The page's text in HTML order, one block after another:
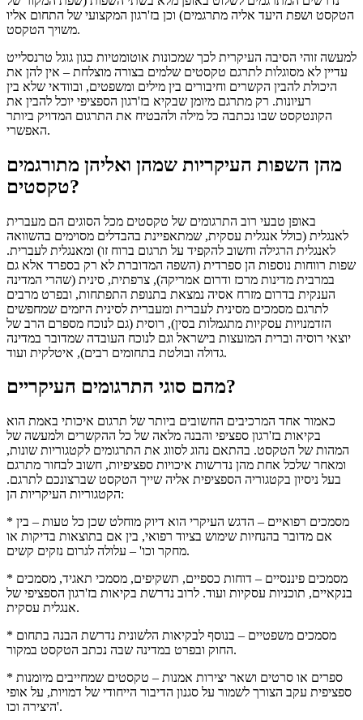
הטקסט ושפת היעד אליה מתרגמים) וכן בז'רגון המקצועי של התחום אליו
משויך הטקסט.
למעשה זוהי הסיבה העיקרית לכך שמכונות אוטומטיות כגון גוגל טרנסלייט
עדיין לא מסוגלות לתרגם טקסטים שלמים בצורה מוצלחת – אין להן את
היכולת להבין הקשרים וחיבורים בין מילים ומשפטים, ובוודאי שלא בין
רעיונות. רק מתרגם מיומן שבקיא בז'רגון הספציפי יוכל להבין את
הקונטקסט שבו נכתבה כל מילה ולהבטיח את התרגום המדויק ביותר
האפשרי.
מהן השפות העיקריות שמהן ואליהן מתורגמים
טקסטים?
באופן טבעי רוב התרגומים של טקסטים מכל הסוגים הם מעברית
לאנגלית (כולל אנגלית עסקית, שמתאפיינת בהבדלים מסוימים בהשוואה
לאנגלית הרגילה וחשוב להקפיד על תרגום ברוח זו) ומאנגלית לעברית.
שפות רווחות נוספות הן ספרדית (השפה המדוברת לא רק בספרד אלא גם
במרבית מדינות מרכז ודרום אמריקה), צרפתית, סינית (שהרי המדינה
הענקית בדרום מזרח אסיה נמצאת בתנופת התפתחות, ובפרט מרבים
לתרגם מסמכים מסינית לעברית ומעברית לסינית היזמים שמחפשים
הזדמנויות עסקיות מתגמלות בסין), רוסית (גם לנוכח מספרם הרב של
יוצאי רוסיה וברית המועצות בישראל וגם לנוכח העובדה שמדובר במדינה
גדולה ובולטת בתחומים רבים), איטלקית ועוד.
מהם סוגי התרגומים העיקריים?
כאמור אחד המרכיבים החשובים ביותר של תרגום איכותי באמת הוא
בקיאות בז'רגון ספציפי והבנה מלאה של כל ההקשרים ולמעשה של
המהות של הטקסט. בהתאם נהוג לסווג את התרגומים לקטגוריות שונות,
ומאחר שלכל אחת מהן נדרשות איכויות ספציפיות, חשוב לבחור מתרגם
בעל ניסיון בקטגוריה הספציפית אליה שייך הטקסט שברצונכם לתרגם.
הקטגוריות העיקריות הן:
* מסמכים רפואיים – הדגש העיקרי הוא דיוק מוחלט שכן כל טעות – בין
אם מדובר בהנחיות שימוש בציוד רפואי, בין אם בתוצאות בדיקות או
מחקר וכו' – עלולה לגרום נזקים קשים.
* מסמכים פיננסיים – דוחות כספיים, תשקיפים, מסמכי תאגיד, מסמכים
בנקאיים, תוכניות עסקיות ועוד. לרוב נדרשת בקיאות בז'רגון הספציפי של
אנגלית עסקית.
* מסמכים משפטיים – בנוסף לבקיאות הלשונית נדרשת הבנה בתחום
החוק ובפרט במדינה שבה נכתב הטקסט במקור.
* ספרים או סרטים ושאר יצירות אמנות – טקסטים שמחייבים מיומנות
ספציפית עקב הצורך לשמור על סגנון הדיבור הייחודי של דמויות, על אופי
היצירה וכו'.